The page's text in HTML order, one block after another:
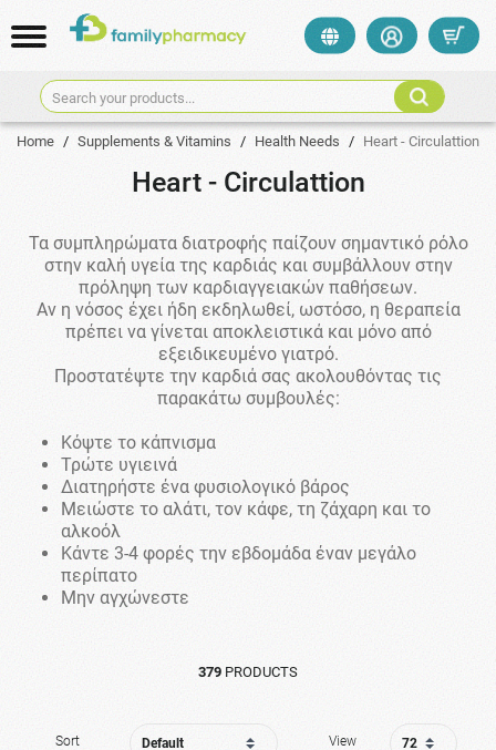
Search your products...
Home / Supplements & Vitamins / Health Needs / Heart - Circulattion
Heart - Circulattion
Τα συμπληρώματα διατροφής παίζουν σημαντικό ρόλο
στην καλή υγεία της καρδιάς και συμβάλλουν στην
πρόληψη των καρδιαγγειακών παθήσεων.
Αν η νόσος έχει ήδη εκδηλωθεί, ωστόσο, η θεραπεία
πρέπει να γίνεται αποκλειστικά και μόνο από
εξειδικευμένο γιατρό.
Προστατέψτε την καρδιά σας ακολουθόντας τις
παρακάτω συμβουλές:
Κόψτε το κάπνισμα
Τρώτε υγιεινά
Διατηρήστε ένα φυσιολογικό βάρος
Μειώστε το αλάτι, τον κάφε, τη ζάχαρη και το
αλκοόλ
Κάντε 3-4 φορές την εβδομάδα έναν μεγάλο
περίπατο
Μην αγχώνεστε
379 PRODUCTS
Sort View